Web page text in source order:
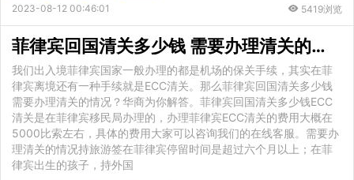
2023-08-12 00:46:01 5419浏览
菲律宾回国清关多少钱 需要办理清关的情况
我们出入境菲律宾国家一般办理的都是机场的保关手续，其实在菲
律宾离境还有一种手续就是ECC清关。那么菲律宾回国清关多少钱
需要办理清关的情况？华商为你解答。菲律宾回国清关多少钱ECC
清关是在菲律宾移民局办理的，办理菲律宾ECC清关的费用大概在
5000比索左右，具体的费用大家可以咨询我们的在线客服。需要办
理清关的情况持旅游签在菲律宾停留时间是超过六个月以上；在菲
律宾出生的孩子，持外国